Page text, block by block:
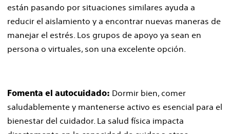
están pasando por situaciones similares ayuda a
reducir el aislamiento y a encontrar nuevas maneras de
manejar el estrés. Los grupos de apoyo ya sean en
persona o virtuales, son una excelente opción.
Fomenta el autocuidado: Dormir bien, comer
saludablemente y mantenerse activo es esencial para el
bienestar del cuidador. La salud física impacta